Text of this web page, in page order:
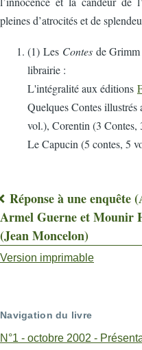
pleines d’atrocités et de
(1) Les Contes de
librairie :
L'intégralité aux éditions
Quelques Contes illustrés
vol.), Corentin (3 Contes,
Le Capucin (5 contes, 5
Liens
transversaux
de
pour
Grimm,
Réponse à une enquête
Armel Guerne et Mounir
(Jean Moncelon)
Version imprimable
Navigation du livre
N°1 - octobre 2002 -